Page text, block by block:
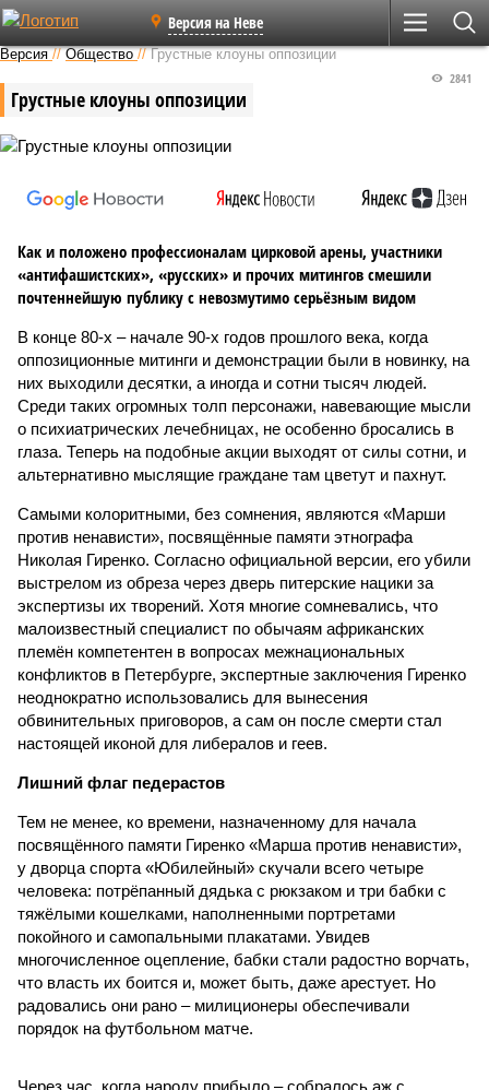
Версия на Неве
Версия //Общество //Грустные клоуны оппозиции
Грустные клоуны оппозиции
2841
Как и положено профессионалам цирковой арены, участники
«антифашистских», «русских» и прочих митингов смешили
почтеннейшую публику с невозмутимо серьёзным видом
В конце 80-х – начале 90-х годов прошлого века, когда
оппозиционные митинги и демонстрации были в новинку, на
них выходили десятки, а иногда и сотни тысяч людей.
Среди таких огромных толп персонажи, навевающие мысли
о психиатрических лечебницах, не особенно бросались в
глаза. Теперь на подобные акции выходят от силы сотни, и
альтернативно мыслящие граждане там цветут и пахнут.
Самыми колоритными, без сомнения, являются «Марши
против ненависти», посвящённые памяти этнографа
Николая Гиренко. Согласно официальной версии, его убили
выстрелом из обреза через дверь питерские нацики за
экспертизы их творений. Хотя многие сомневались, что
малоизвестный специалист по обычаям африканских
племён компетентен в вопросах межнациональных
конфликтов в Петербурге, экспертные заключения Гиренко
неоднократно использовались для вынесения
обвинительных приговоров, а сам он после смерти стал
настоящей иконой для либералов и геев.
Лишний флаг педерастов
Тем не менее, ко времени, назначенному для начала
посвящённого памяти Гиренко «Марша против ненависти»,
у дворца спорта «Юбилейный» скучали всего четыре
человека: потрёпанный дядька с рюкзаком и три бабки с
тяжёлыми кошелками, наполненными портретами
покойного и самопальными плакатами. Увидев
многочисленное оцепление, бабки стали радостно ворчать,
что власть их боится и, может быть, даже арестует. Но
радовались они рано – милиционеры обеспечивали
порядок на футбольном матче.
Через час, когда народу прибыло – собралось аж с